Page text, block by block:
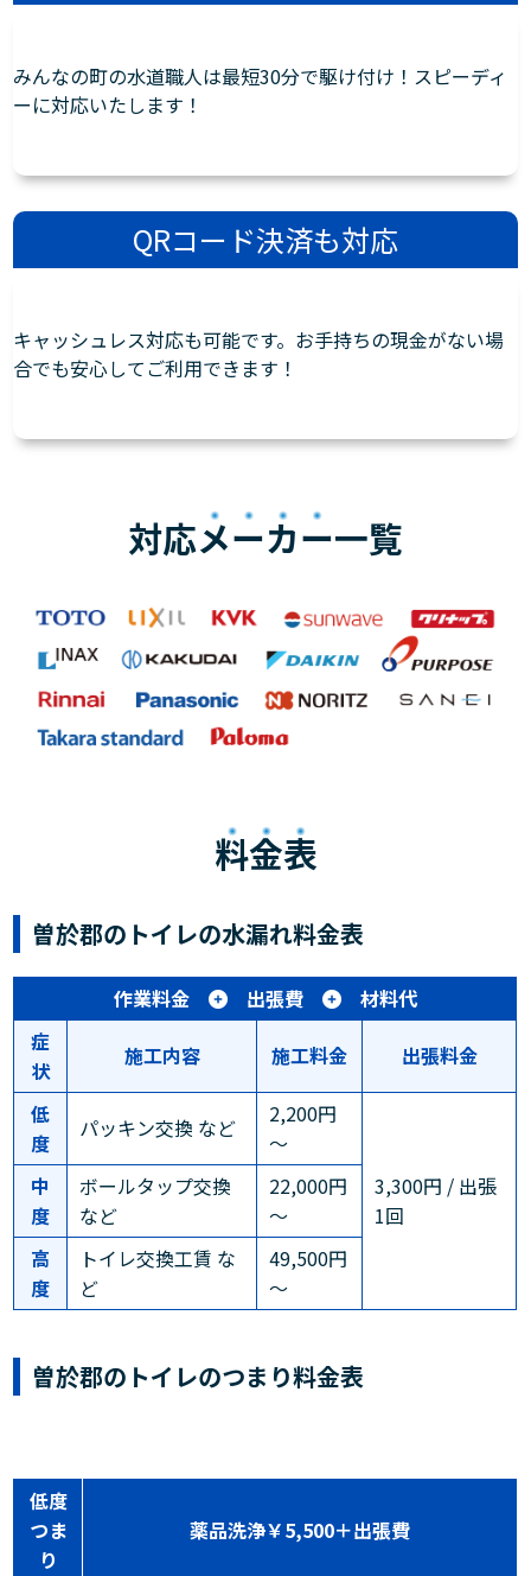
みんなの町の水道職人は最短30分で駆け付け！スピーディ
ーに対応いたします！
QRコード決済も対応
キャッシュレス対応も可能です。お手持ちの現金がない場
合でも安心してご利用できます！
対応メーカー一覧
料金表
曽於郡のトイレの水漏れ料金表
作業料金 出張費
材料代
症
状
施工内容 施工料金 出張料金
低
度
パッキン交換 など
2,200円
～
3,300円 / 出張
1回
中
度
ボールタップ交換
など
22,000円
～
高
度
トイレ交換工賃 な
ど
49,500円
～
曽於郡のトイレのつまり料金表
低度
つま
り
薬品洗浄￥5,500＋出張費